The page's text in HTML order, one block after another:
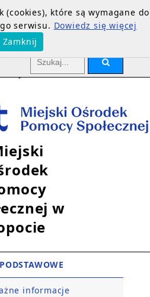
w
informacje
(cookies), które są wymagane do
serwisu. Dowiedz się więcej
Zamknij